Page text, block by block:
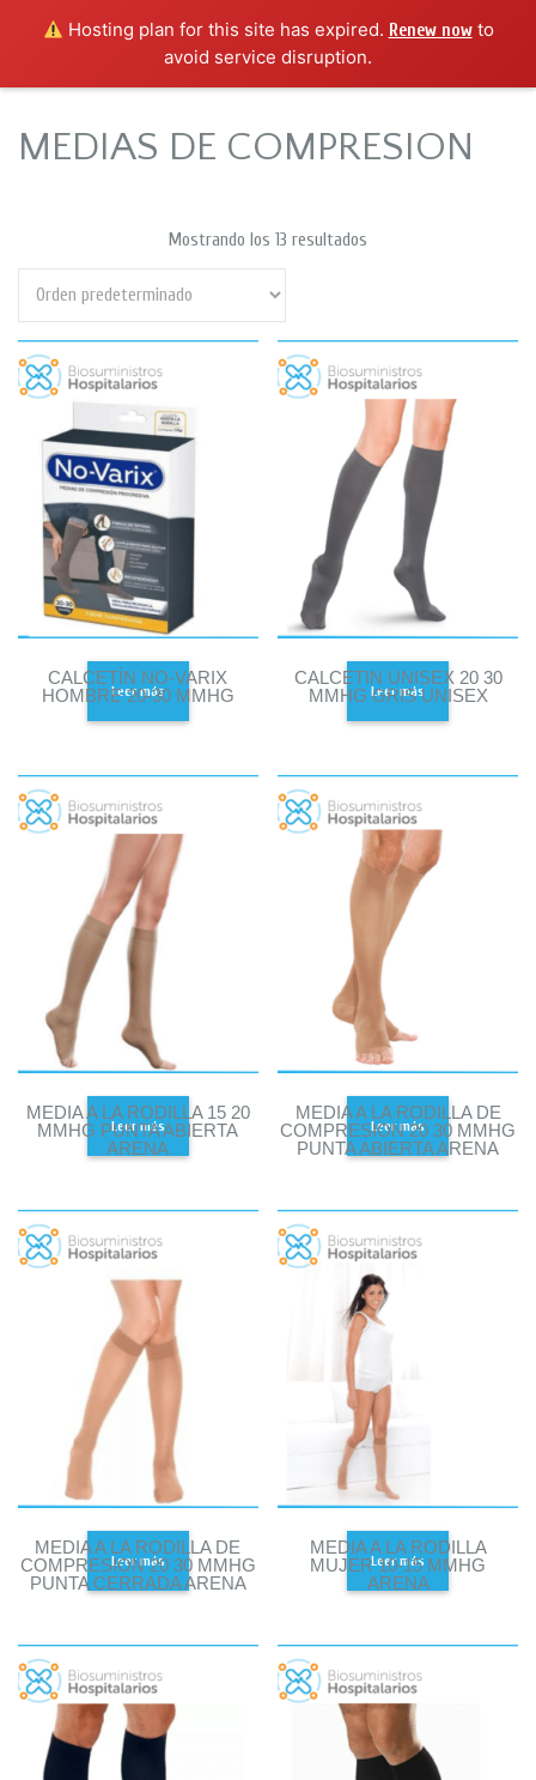
Hosting plan for this site has expired. Renew nowto
avoid service disruption.
MEDIAS DE COMPRESION
Mostrando los 13 resultados
CALCETÍN NO-VARIX
HOMBRE 20-30 MMHG
Leer más
CALCETIN UNISEX 20 30
MMHG GRIS UNISEX
Leer más
MEDIA A LA RODILLA 15 20
MMHG PUNTA ABIERTA
ARENA
Leer más
MEDIA A LA RODILLA DE
COMPRESION 20 30 MMHG
PUNTA ABIERTA ARENA
Leer más
MEDIA A LA RODILLA DE
COMPRESION 20 30 MMHG
PUNTA CERRADA ARENA
Leer más
MEDIA A LA RODILLA
MUJER 10-15 MMHG
ARENA
Leer más